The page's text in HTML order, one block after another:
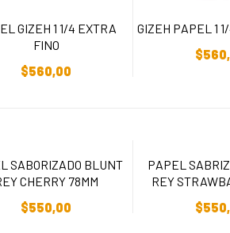
GIZEH 1 1/4 EXTRA
FINO
$560,00
GIZEH PAPEL 1
$
SABORIZADO BLUNT
CHERRY 78MM
$550,00
PAPEL
REY
$